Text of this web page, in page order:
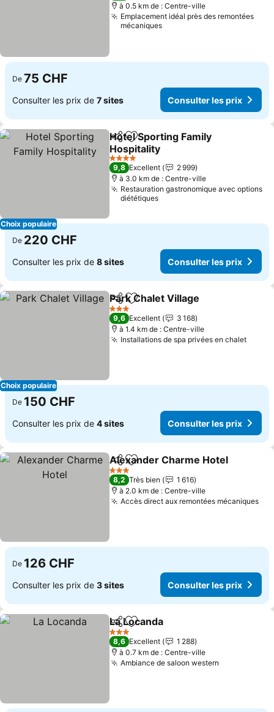
à 0.5 km de : Centre-ville
Emplacement idéal près des remontées
mécaniques
De 75 CHF
Consulter les prix de 7 sites Consulter les prix
Choix populaire
PartagerAjouter à mes favoris
Hotel Sporting Family
Hospitality
4 Étoiles
9,8 Excellent
2 999
à 3.0 km de : Centre-ville
Restauration gastronomique avec options
diététiques
De 220 CHF
Consulter les prix de 8 sites Consulter les prix
Choix populaire
PartagerAjouter à mes favoris
Park Chalet Village
3 Étoiles
9,6 Excellent
3 168
à 1.4 km de : Centre-ville
Installations de spa privées en chalet
De 150 CHF
Consulter les prix de 4 sites Consulter les prix
PartagerAjouter à mes favoris
Alexander Charme Hotel
3 Étoiles
8,2 Très bien
1 616
à 2.0 km de : Centre-ville
Accès direct aux remontées mécaniques
De 126 CHF
Consulter les prix de 3 sites Consulter les prix
PartagerAjouter à mes favoris
La Locanda
3 Étoiles
8,6 Excellent
1 288
à 0.7 km de : Centre-ville
Ambiance de saloon western